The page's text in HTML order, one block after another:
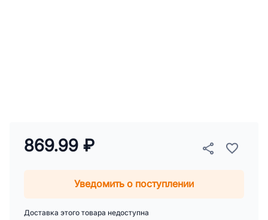
869.99 ₽
Уведомить о поступлении
Доставка этого товара недоступна